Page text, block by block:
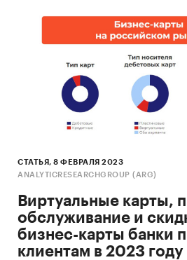
СТАТЬЯ, 8 ФЕВРАЛЯ 2023
ANALYTICRESEARCHGROUP (ARG)
Виртуальные карты,
обслуживание и
бизнес-карты банки
клиентам в 2023 году